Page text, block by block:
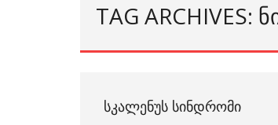
TAG ARCHIVES:
ᲡᲙᲐᲚᲔᲜᲣᲡ ᲡᲘᲜᲓᲠᲝᲛᲘ